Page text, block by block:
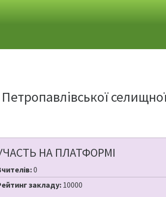
НА ПЛАТФОРМІ
0
закладу: 10000